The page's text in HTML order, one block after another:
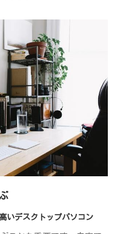
いデスクトップパソコン